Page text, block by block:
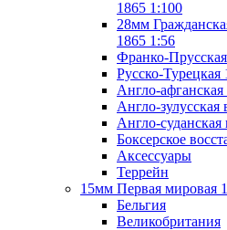
1865 1:100
28мм
1865 1:56
Франко-
Русско-Турецкая
Англо-
Англо-зулусская
Англо-
Боксерское
Аксессуары
Террейн
15мм Первая мировая
Бельгия
Великобритания